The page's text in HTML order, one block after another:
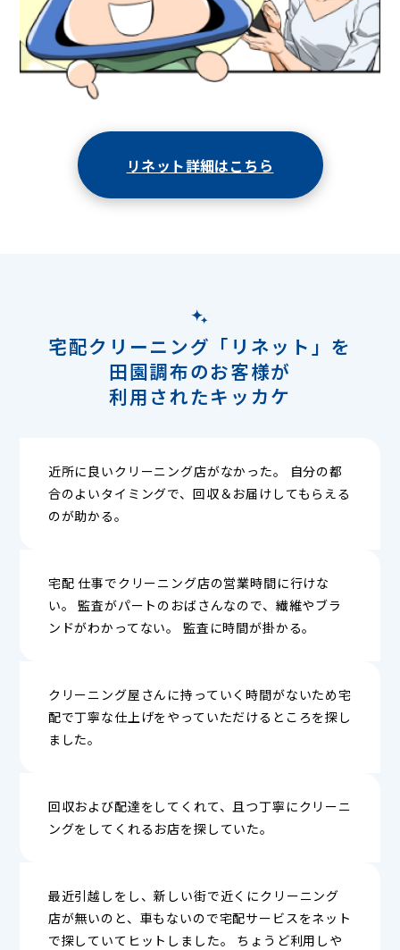
リネット詳細はこちら
宅配クリーニング「リネット」を
田園調布のお客様が
利用されたキッカケ
近所に良いクリーニング店がなかった。 自分の都
合のよいタイミングで、回収＆お届けしてもらえる
のが助かる。
宅配 仕事でクリーニング店の営業時間に行けな
い。 監査がパートのおばさんなので、繊維やブラ
ンドがわかってない。 監査に時間が掛かる。
クリーニング屋さんに持っていく時間がないため宅
配で丁寧な仕上げをやっていただけるところを探し
ました。
回収および配達をしてくれて、且つ丁寧にクリーニ
ングをしてくれるお店を探していた。
最近引越しをし、新しい街で近くにクリーニング
店が無いのと、車もないので宅配サービスをネット
で探していてヒットしました。 ちょうど利用しや